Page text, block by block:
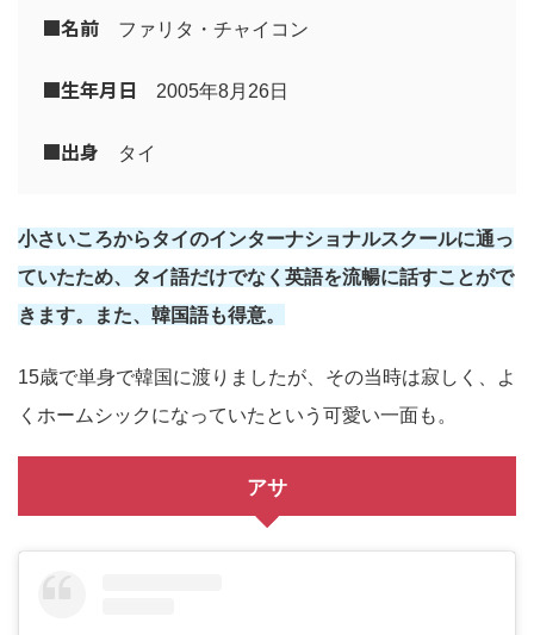
■名前 ファリタ・チャイコン
■生年月日 2005年8月26日
■出身 タイ
小さいころからタイのインターナショナルスクールに通っ
ていたため、タイ語だけでなく英語を流暢に話すことがで
きます。また、韓国語も得意。
15歳で単身で韓国に渡りましたが、その当時は寂しく、よ
くホームシックになっていたという可愛い一面も。
アサ